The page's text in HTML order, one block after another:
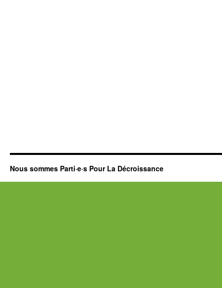
Nous sommes Parti·e·s Pour La Décroissance